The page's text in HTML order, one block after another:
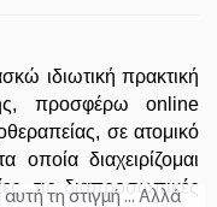
ιδιωτική πρακτική
προσφέρω online
σε ατομικό
διαχειρίζομαι
τις διαπροσωπικές
αυτή τη στιγμή ... Αλλά